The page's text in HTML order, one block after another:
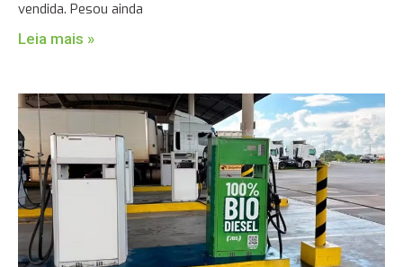
vendida. Pesou ainda
Leia mais »